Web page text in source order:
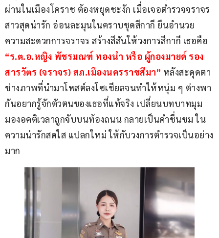
ผ่านในเมืองโคราช ต้องหยุดชะงัก เมื่อเจอตำรวจจราจร
สาวสุดน่ารัก อ่อนละมุนในคราบชุดสีกากี ยืนอำนวย
ความสะดวกการจราจร สร้างสีสันให้วงการสีกากี เธอคือ
“ร.ต.อ.หญิง พัชรมณฑ์ ทองนำ หรือ ผู้กองมายด์ รอง
สารวัตร (จราจร) สภ.เมืองนครราชสีมา” หลังสะดุดตา
ช่างภาพที่นำมาโพสต์ลงโซเชียลจนทำให้หนุ่ม ๆ ต่างพา
กันอยากรู้จักตัวตนของเธอที่แท้จริง เปลี่ยนบทบาทมุม
มองอคติเวลาถูกจับบนท้องถนน กลายเป็นคำชื่นชม ใน
ความน่ารักสดใส แปลกใหม่ ให้กับวงการตำรวจเป็นอย่าง
มาก